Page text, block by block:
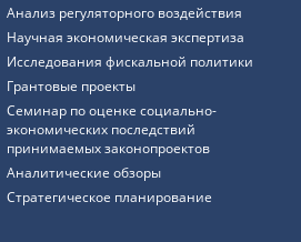
Анализ регуляторного воздействия
Научная экономическая экспертиза
Исследования фискальной политики
Грантовые проекты
Семинар по оценке социально-
экономических последствий
принимаемых законопроектов
Аналитические обзоры
Стратегическое планирование